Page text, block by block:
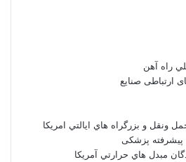
راه آهن
ارتباطی صنایع
ونقل و بزرگراه هاي ايالتي امريکا
پیشرفته پزشکی
مبدل هاي حرارتي آمريکا